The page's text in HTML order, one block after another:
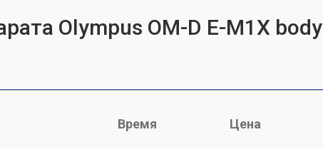
Olympus OM-D E-M1X body
Время Цена